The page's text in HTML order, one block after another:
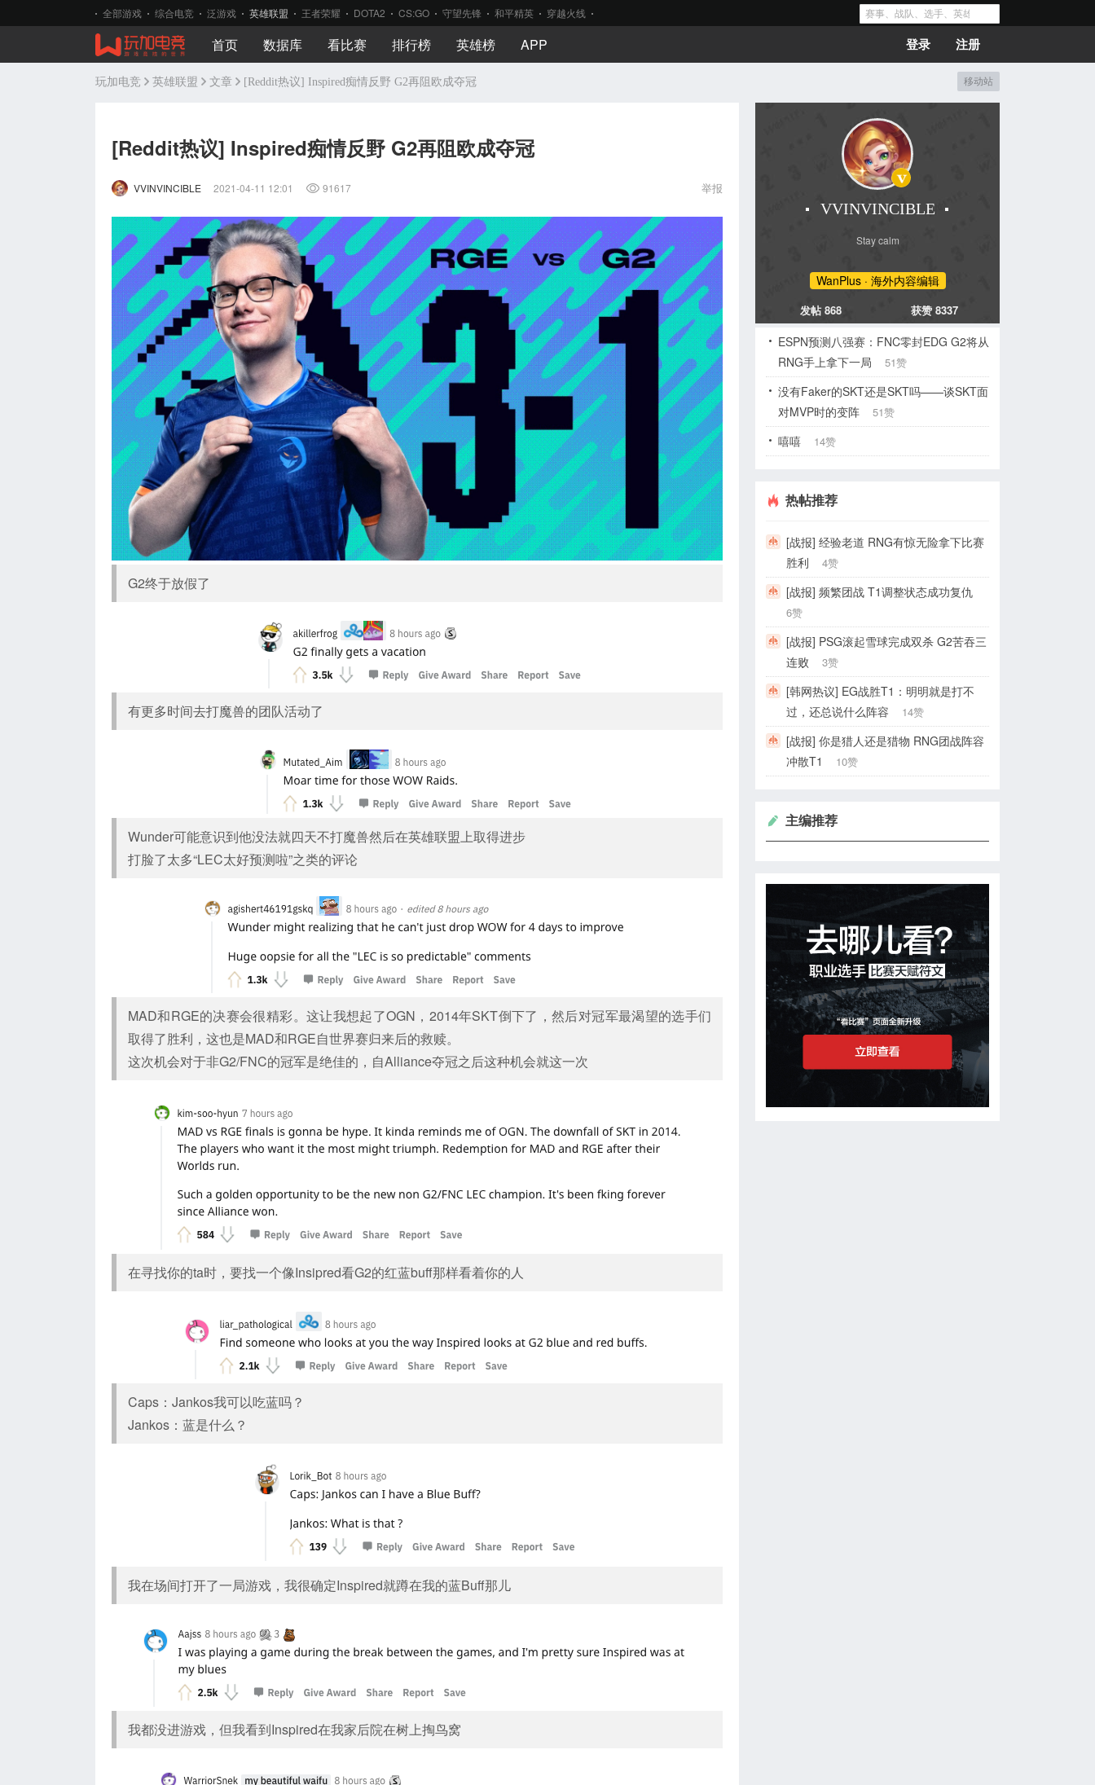
全部游戏 综合电竞 泛游戏 英雄联盟 王者荣耀 DOTA2 CS:GO 守望先锋 和平精英 穿越火线
首页 数据库 看比赛 排行榜 英雄榜 APP 登录 注册
玩加电竞 英雄联盟 文章 [Reddit热议] Inspired痴情反野 G2再阻欧成夺冠 移动站
[Reddit热议] Inspired痴情反野 G2再阻欧成夺冠
VVINVINCIBLE 2021-04-11 12:01 91617 举报
G2终于放假了
有更多时间去打魔兽的团队活动了
Wunder可能意识到他没法就四天不打魔兽然后在英雄联盟上取得进步
打脸了太多“LEC太好预测啦”之类的评论
MAD和RGE的决赛会很精彩。这让我想起了OGN，2014年SKT倒下了，然后对冠军最渴望的选手们
取得了胜利，这也是MAD和RGE自世界赛归来后的救赎。
这次机会对于非G2/FNC的冠军是绝佳的，自Alliance夺冠之后这种机会就这一次
在寻找你的ta时，要找一个像Insipred看G2的红蓝buff那样看着你的人
Caps：Jankos我可以吃蓝吗？
Jankos：蓝是什么？
我在场间打开了一局游戏，我很确定Inspired就蹲在我的蓝Buff那儿
我都没进游戏，但我看到Inspired在我家后院在树上掏鸟窝
VVINVINCIBLE
Stay calm
WanPlus · 海外内容编辑
发帖 868 获赞 8337
ESPN预测八强赛：FNC零封EDG G2将从
RNG手上拿下一局
51赞
没有Faker的SKT还是SKT吗——谈SKT面
对MVP时的变阵
51赞
嘻嘻 14赞
热帖推荐
[战报] 经验老道 RNG有惊无险拿下比赛
胜利
4赞
[战报] 频繁团战 T1调整状态成功复仇
6赞
[战报] PSG滚起雪球完成双杀 G2苦吞三
连败
3赞
[韩网热议] EG战胜T1：明明就是打不
过，还总说什么阵容
14赞
[战报] 你是猎人还是猎物 RNG团战阵容
冲散T1
10赞
主编推荐